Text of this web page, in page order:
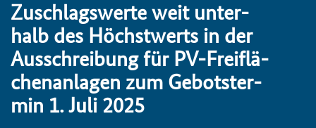
Zu­schlags­wer­te weit un­ter­
halb des Höchst­werts in der
Aus­schrei­bung für PV-Frei­flä­
chen­an­la­gen zum Ge­bots­ter­
min 1. Ju­li 2025